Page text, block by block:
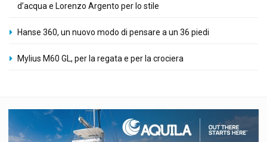
d’acqua e Lorenzo Argento per lo stile
Hanse 360, un nuovo modo di pensare a un 36 piedi
Mylius M60 GL, per la regata e per la crociera